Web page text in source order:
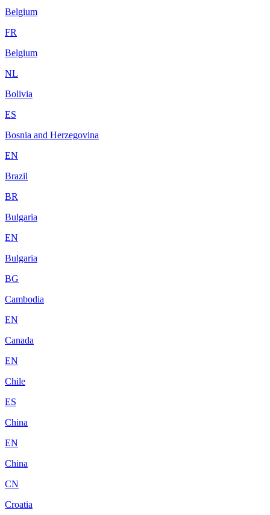
Belgium
FR
Belgium
NL
Bolivia
ES
Bosnia and Herzegovina
EN
Brazil
BR
Bulgaria
EN
Bulgaria
BG
Cambodia
EN
Canada
EN
Chile
ES
China
EN
China
CN
Croatia